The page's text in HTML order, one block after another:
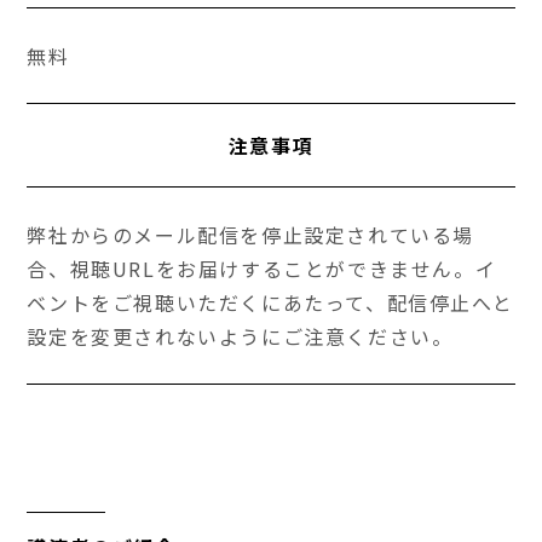
無料
注意事項
弊社からのメール配信を停止設定されている場
合、視聴URLをお届けすることができません。イ
ベントをご視聴いただくにあたって、配信停止へと
設定を変更されないようにご注意ください。